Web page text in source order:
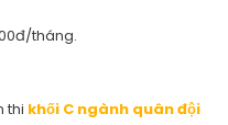
tháng.
thi khối C ngành quân đội